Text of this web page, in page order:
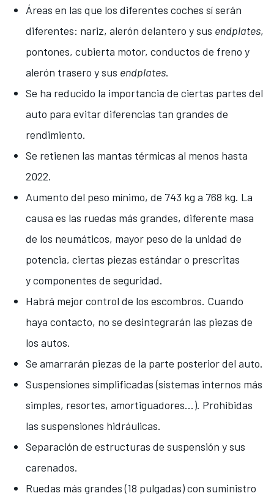
Áreas en las que los diferentes coches sí serán
diferentes: nariz, alerón delantero y sus endplates,
pontones, cubierta motor, conductos de freno y
alerón trasero y sus endplates.
Se ha reducido la importancia de ciertas partes del
auto para evitar diferencias tan grandes de
rendimiento.
Se retienen las mantas térmicas al menos hasta
2022.
Aumento del peso mínimo, de 743 kg a 768 kg. La
causa es las ruedas más grandes, diferente masa
de los neumáticos, mayor peso de la unidad de
potencia, ciertas piezas estándar o prescritas
y componentes de seguridad.
Habrá mejor control de los escombros. Cuando
haya contacto, no se desintegrarán las piezas de
los autos.
Se amarrarán piezas de la parte posterior del auto.
Suspensiones simplificadas (sistemas internos más
simples, resortes, amortiguadores...). Prohibidas
las suspensiones hidráulicas.
Separación de estructuras de suspensión y sus
carenados.
Ruedas más grandes (18 pulgadas) con suministro